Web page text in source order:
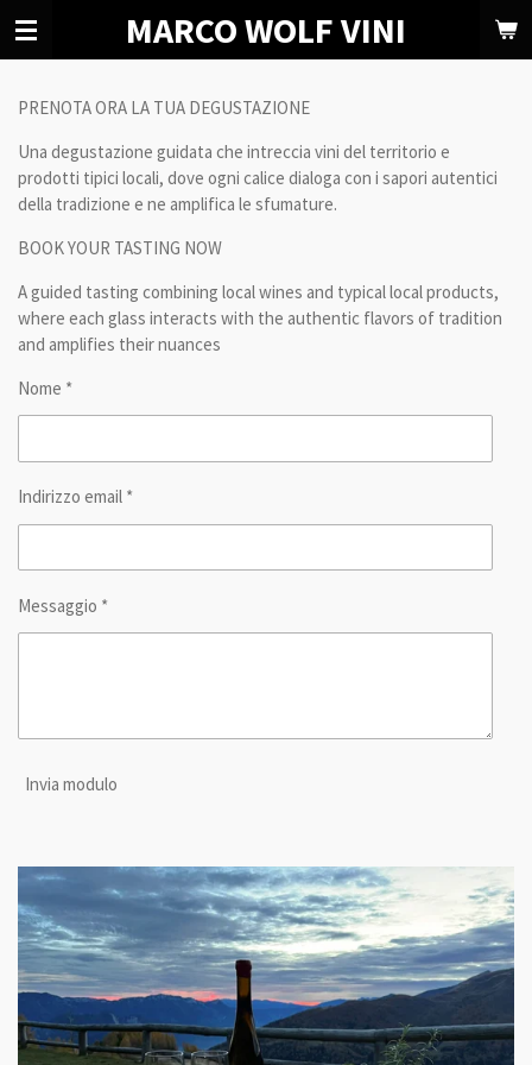
Vai
principale
MARCO WOLF VINI
PRENOTA ORA LA TUA DEGUSTAZIONE
Una degustazione guidata che intreccia vini del territorio e
prodotti tipici locali, dove ogni calice dialoga con i sapori autentici
della tradizione e ne amplifica le sfumature.
BOOK YOUR TASTING NOW
A guided tasting combining local wines and typical local products,
where each glass interacts with the authentic flavors of tradition
and amplifies their nuances
Nome *
Indirizzo email *
Messaggio *
Invia modulo